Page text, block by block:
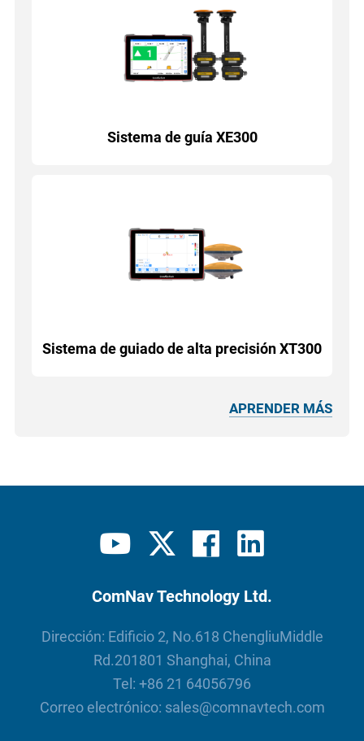
Sistema de guía XE300
Sistema de guiado de alta precisión XT300
APRENDER MÁS
ComNav Technology Ltd.
Dirección: Edificio 2, No.618 ChengliuMiddle
Rd.201801 Shanghai, China
Tel: +86 21 64056796
Correo electrónico: sales@comnavtech.com